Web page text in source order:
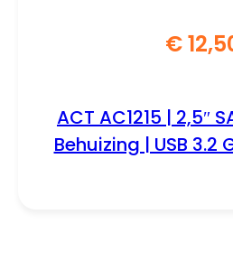
€
ACT AC1215 | 2,5″
Behuizing | USB 3.2